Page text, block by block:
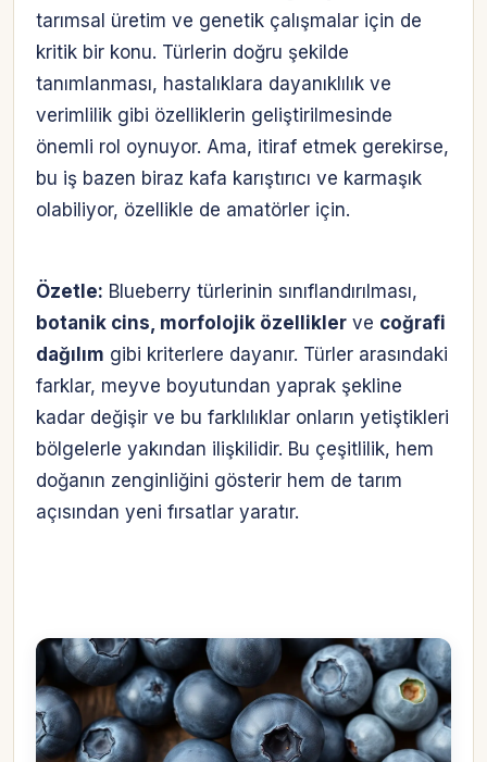
tarımsal üretim ve genetik çalışmalar için de
kritik bir konu. Türlerin doğru şekilde
tanımlanması, hastalıklara dayanıklılık ve
verimlilik gibi özelliklerin geliştirilmesinde
önemli rol oynuyor. Ama, itiraf etmek gerekirse,
bu iş bazen biraz kafa karıştırıcı ve karmaşık
olabiliyor, özellikle de amatörler için.
Özetle: Blueberry türlerinin sınıflandırılması,
botanik cins, morfolojik özellikler ve coğrafi
dağılım gibi kriterlere dayanır. Türler arasındaki
farklar, meyve boyutundan yaprak şekline
kadar değişir ve bu farklılıklar onların yetiştikleri
bölgelerle yakından ilişkilidir. Bu çeşitlilik, hem
doğanın zenginliğini gösterir hem de tarım
açısından yeni fırsatlar yaratır.